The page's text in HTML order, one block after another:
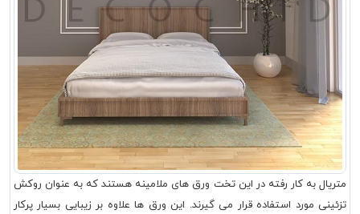
متریال به کار رفته در این تخت ورق های ملامینه هستند که به عنوان روکش
تزئینی مورد استفاده قرار می گیرند. این ورق ها علاوه بر زیبایی بسیار پرکار